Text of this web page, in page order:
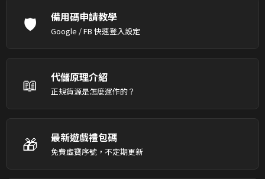
🛡️ 備用碼申請教學
Google / FB 快速登入設定
📖 代儲原理介紹
正規貨源是怎麼運作的？
🎁 最新遊戲禮包碼
免費虛寶序號，不定期更新